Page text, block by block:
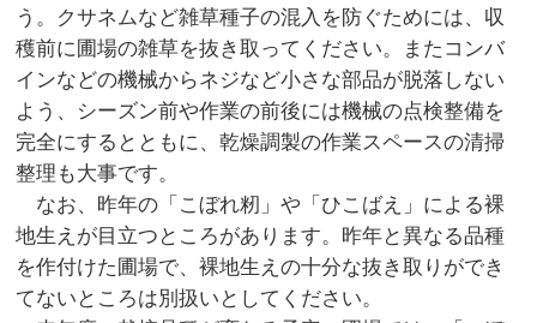
う。クサネムなど雑草種子の混入を防ぐためには、収
穫前に圃場の雑草を抜き取ってください。またコンバ
インなどの機械からネジなど小さな部品が脱落しない
よう、シーズン前や作業の前後には機械の点検整備を
完全にするとともに、乾燥調製の作業スペースの清掃
整理も大事です。
なお、昨年の「こぼれ籾」や「ひこばえ」による裸
地生えが目立つところがあります。昨年と異なる品種
を作付けた圃場で、裸地生えの十分な抜き取りができ
てないところは別扱いとしてください。